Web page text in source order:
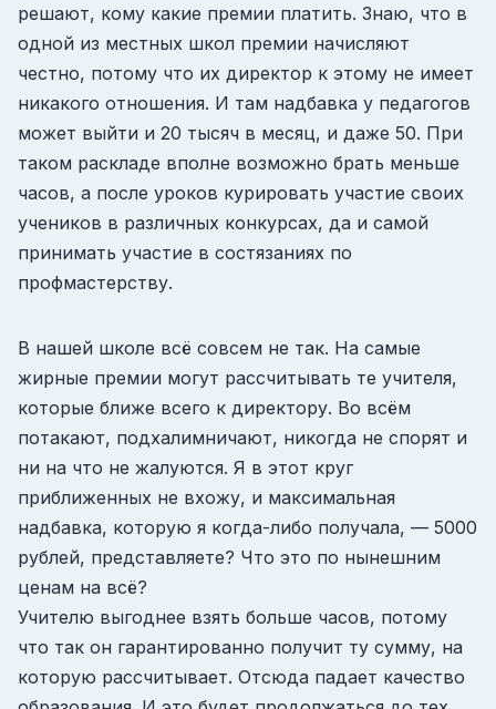
решают, кому какие премии платить. Знаю, что в
одной из местных школ премии начисляют
честно, потому что их директор к этому не имеет
никакого отношения. И там надбавка у педагогов
может выйти и 20 тысяч в месяц, и даже 50. При
таком раскладе вполне возможно брать меньше
часов, а после уроков курировать участие своих
учеников в различных конкурсах, да и самой
принимать участие в состязаниях по
профмастерству.
В нашей школе всё совсем не так. На самые
жирные премии могут рассчитывать те учителя,
которые ближе всего к директору. Во всём
потакают, подхалимничают, никогда не спорят и
ни на что не жалуются. Я в этот круг
приближенных не вхожу, и максимальная
надбавка, которую я когда-либо получала, — 5000
рублей, представляете? Что это по нынешним
ценам на всё?
Учителю выгоднее взять больше часов, потому
что так он гарантированно получит ту сумму, на
которую рассчитывает. Отсюда падает качество